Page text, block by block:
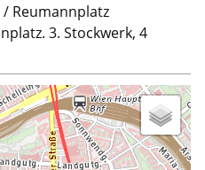
Reumannplatz
3. Stockwerk, 4